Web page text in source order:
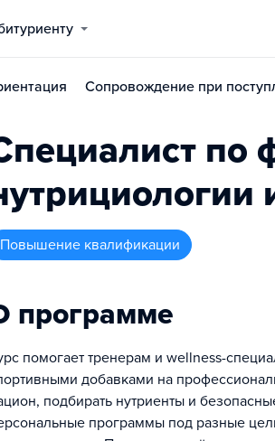
Сопровождение при
по
повышение квалификации
программе
помогает тренерам и wellness-
добавками на
подбирать нутриенты и
программы под разные